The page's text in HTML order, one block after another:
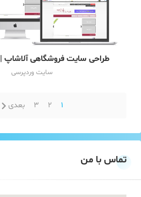
طراحی سایت فروشگاهی آلاشاپ | AlaShop.Tv
سایت وردپرسی
1
2
3 بعدی
تماس با من